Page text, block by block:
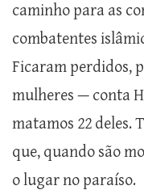
caminho para as
combatentes
Ficaram perdidos,
mulheres — conta
matamos 22 deles.
que, quando são
o lugar no paraíso.